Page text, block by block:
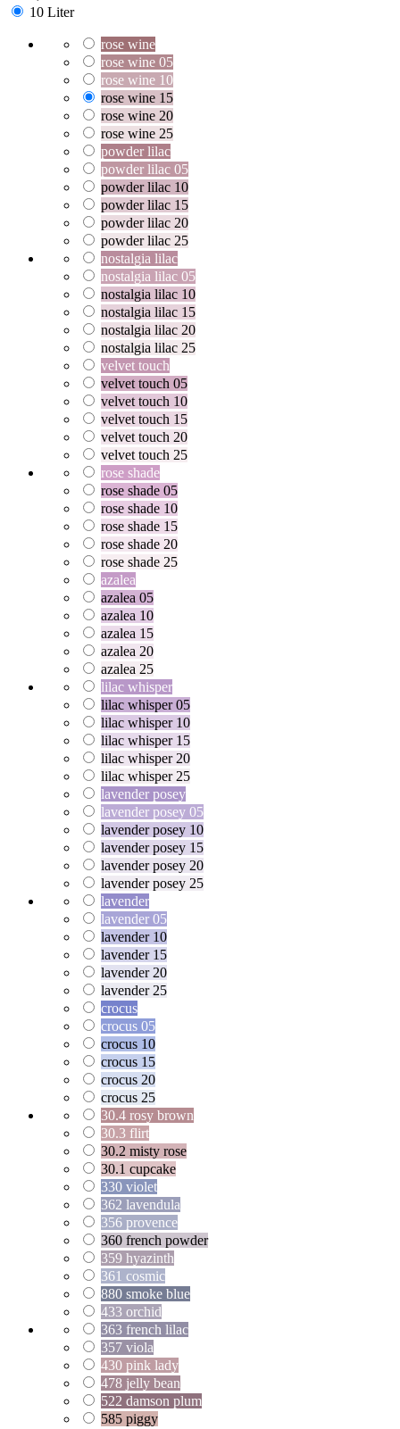
10 Liter
rose wine
rose wine 05
rose wine 10
rose wine 15
rose wine 20
rose wine 25
powder lilac
powder lilac 05
powder lilac 10
powder lilac 15
powder lilac 20
powder lilac 25
nostalgia lilac
nostalgia lilac 05
nostalgia lilac 10
nostalgia lilac 15
nostalgia lilac 20
nostalgia lilac 25
velvet touch
velvet touch 05
velvet touch 10
velvet touch 15
velvet touch 20
velvet touch 25
rose shade
rose shade 05
rose shade 10
rose shade 15
rose shade 20
rose shade 25
azalea
azalea 05
azalea 10
azalea 15
azalea 20
azalea 25
lilac whisper
lilac whisper 05
lilac whisper 10
lilac whisper 15
lilac whisper 20
lilac whisper 25
lavender posey
lavender posey 05
lavender posey 10
lavender posey 15
lavender posey 20
lavender posey 25
lavender
lavender 05
lavender 10
lavender 15
lavender 20
lavender 25
crocus
crocus 05
crocus 10
crocus 15
crocus 20
crocus 25
30.4 rosy brown
30.3 flirt
30.2 misty rose
30.1 cupcake
330 violet
362 lavendula
356 provence
360 french powder
359 hyazinth
361 cosmic
880 smoke blue
433 orchid
363 french lilac
357 viola
430 pink lady
478 jelly bean
522 damson plum
585 piggy